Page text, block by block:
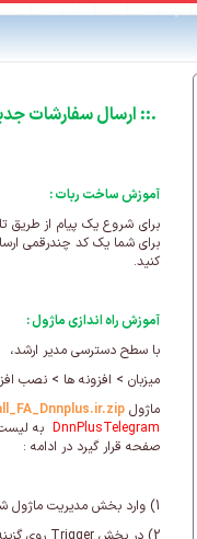
.:: ارسال سفارشات
آموزش ساخت ربات :
برای شروع یک پیام از طریق
برای شما یک کد چندرقمی
کنید.
آموزش راه اندازی ماژول :
با سطح دسترسی مدیر ارشد،
میزبان > افزونه ها > نصب
ماژول
DnnPlusTelegram به
صفحه قرار گیرد در ادامه :
1) وارد بخش مدیریت ماژول شوید و روی گزینه New Job کلیک کنید.